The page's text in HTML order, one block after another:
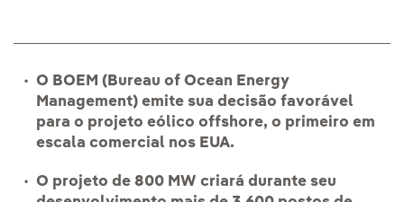
O BOEM (Bureau of Ocean Energy
Management) emite sua decisão favorável
para o projeto eólico offshore, o primeiro em
escala comercial nos EUA.
O projeto de 800 MW criará durante seu